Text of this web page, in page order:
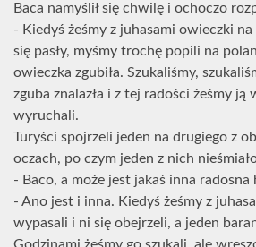
Baca namyślił się chwilę i ochoczo
- Kiedyś żeśmy z juhasami owieczki na
się pasły, myśmy trochę popili na
owieczka zgubiła. Szukaliśmy,
zguba znalazła i z tej radości żeśmy ją
wyruchali.
Turyści spojrzeli jeden na drugiego z
oczach, po czym jeden z nich
- Baco, a może jest jakaś inna radosna
- Ano jest i inna. Kiedyś żeśmy z
wypasali i ni się obejrzeli, a jeden